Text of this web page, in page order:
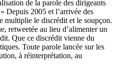
de la parole des dirigeants
Depuis 2005 et l’arrivée des
multiplie le discrédit et le soupçon.
retweetée au lieu d’alimenter un
Que ce discrédit vienne du
Toute parole lancée sur les
à réinterprétation, au